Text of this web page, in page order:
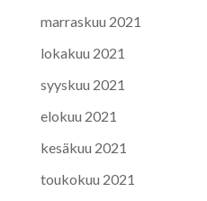
marraskuu 2021
lokakuu 2021
syyskuu 2021
elokuu 2021
kesäkuu 2021
toukokuu 2021